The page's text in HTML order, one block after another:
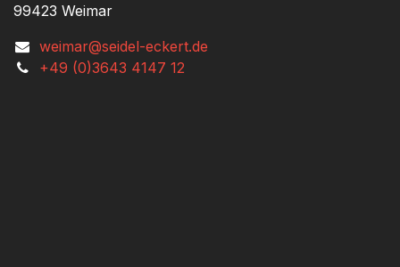
99423 Weimar
weimar@seidel-eckert.de
+49 (0)3643 4147 12